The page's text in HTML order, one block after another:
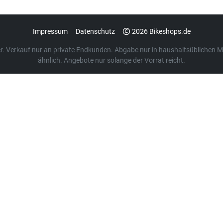
Impressum Datenschutz 2026 Bikeshops.de
Verkauf nur an private Endkunden. Abgabe nur in haushaltsüblichen
ähnlich. Angebote nur solange der Vorrat reicht.